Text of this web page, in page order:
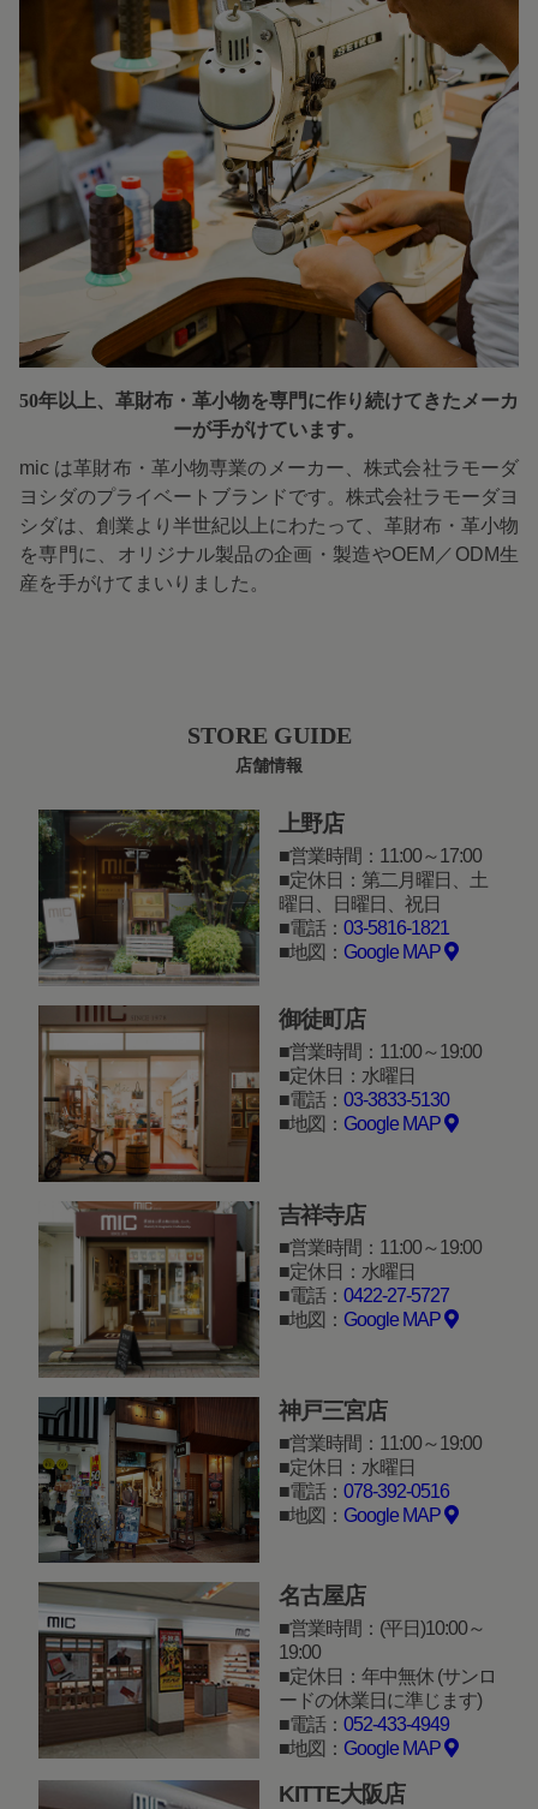
50年以上、革財布・革小物を専門に作り続けてきたメーカ
ーが手がけています。
mic は革財布・革小物専業のメーカー、株式会社ラモーダ
ヨシダのプライベートブランドです。株式会社ラモーダヨ
シダは、創業より半世紀以上にわたって、革財布・革小物
を専門に、オリジナル製品の企画・製造やOEM／ODM生
産を手がけてまいりました。
STORE GUIDE
店舗情報
上野店
営業時間：11:00～17:00
定休日：第二月曜日、土
曜日、日曜日、祝日
電話： 03-5816-1821
地図： Google MAP
御徒町店
営業時間：11:00～19:00
定休日：水曜日
電話： 03-3833-5130
地図： Google MAP
吉祥寺店
営業時間：11:00～19:00
定休日：水曜日
電話： 0422-27-5727
地図： Google MAP
神戸三宮店
営業時間：11:00～19:00
定休日：水曜日
電話： 078-392-0516
地図： Google MAP
名古屋店
営業時間：(平日)10:00～
19:00
定休日：年中無休 (サンロ
ードの休業日に準じます)
電話： 052-433-4949
地図： Google MAP
KITTE大阪店